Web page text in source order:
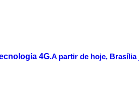
A partir de hoje, Brasília